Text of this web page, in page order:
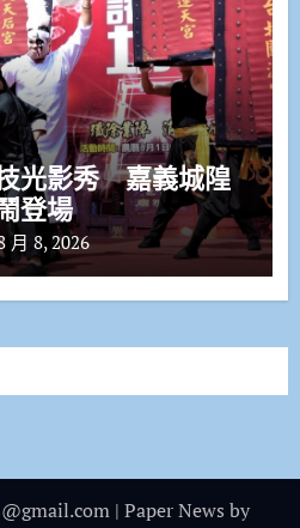
光影秀 嘉義城隍
登場
月 8, 2026
| Paper News by